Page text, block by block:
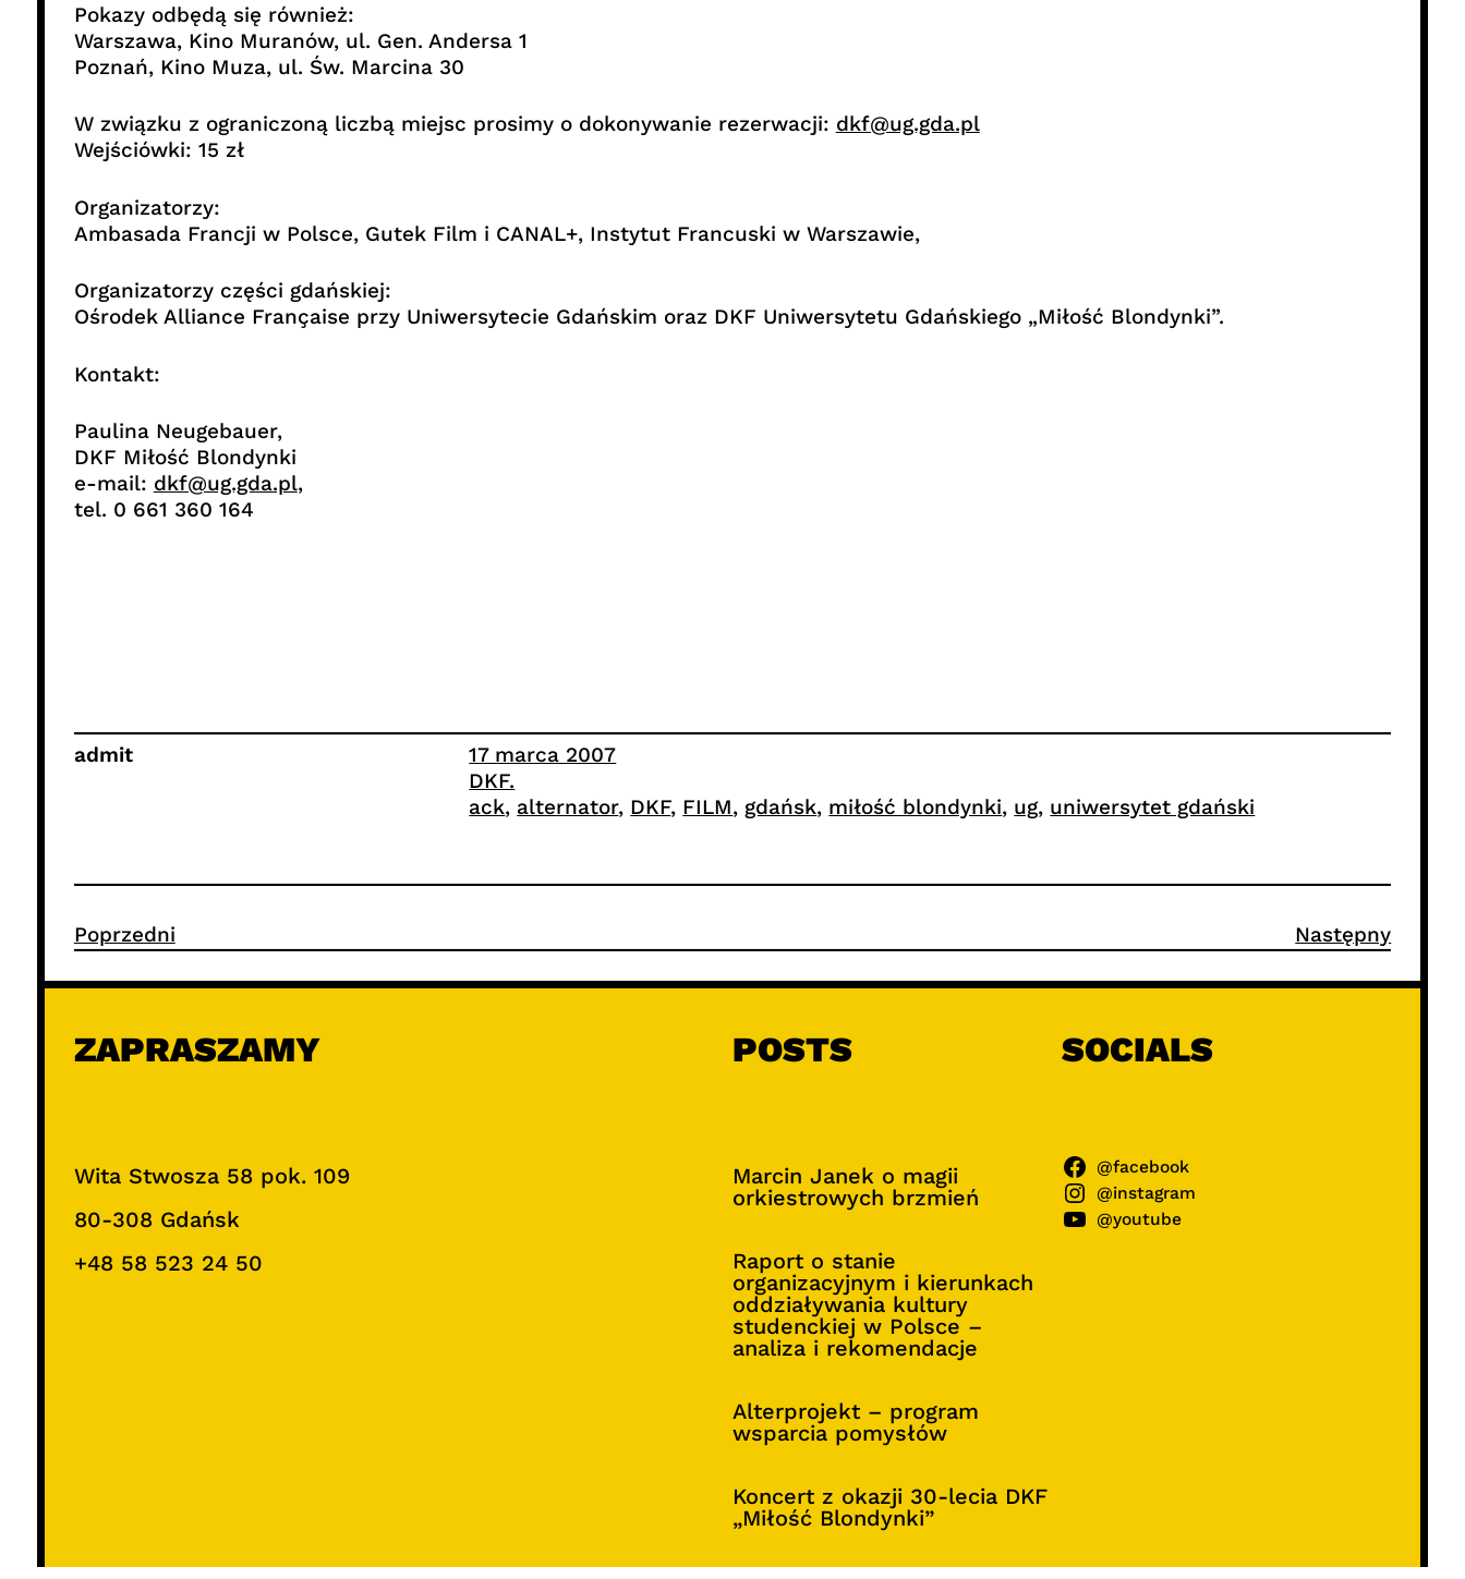
Pokazy odbędą się również:
Warszawa, Kino Muranów, ul. Gen. Andersa 1
Poznań, Kino Muza, ul. Św. Marcina 30
W związku z ograniczoną liczbą miejsc prosimy o dokonywanie rezerwacji: dkf@ug.gda.pl
Wejściówki: 15 zł
Organizatorzy:
Ambasada Francji w Polsce, Gutek Film i CANAL+, Instytut Francuski w Warszawie,
Organizatorzy części gdańskiej:
Ośrodek Alliance Française przy Uniwersytecie Gdańskim oraz DKF Uniwersytetu Gdańskiego „Miłość Blondynki”.
Kontakt:
Paulina Neugebauer,
DKF Miłość Blondynki
e-mail: dkf@ug.gda.pl,
tel. 0 661 360 164
admit
17 marca 2007
DKF.
ack, alternator, DKF, FILM, gdańsk, miłość blondynki, ug, uniwersytet gdański
Poprzedni Następny
ZAPRASZAMY
Wita Stwosza 58 pok. 109
80-308 Gdańsk
+48 58 523 24 50
POSTS
Marcin Janek o magii
orkiestrowych brzmień
Raport o stanie
organizacyjnym i kierunkach
oddziaływania kultury
studenckiej w Polsce –
analiza i rekomendacje
Alterprojekt – program
wsparcia pomysłów
Koncert z okazji 30-lecia DKF
„Miłość Blondynki”
SOCIALS
@facebook
@instagram
@youtube